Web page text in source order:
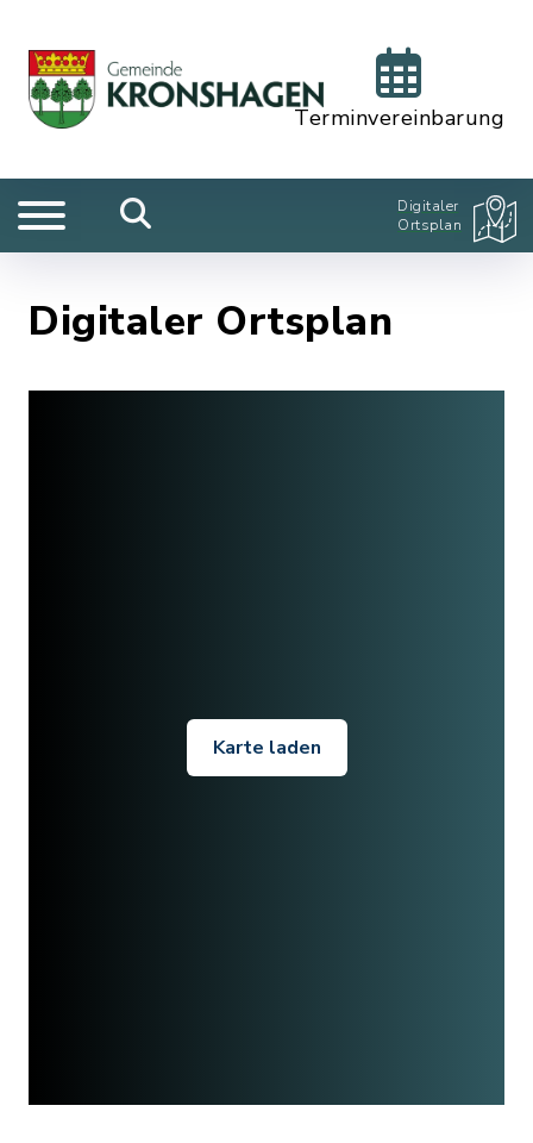
Terminvereinbarung
Digitaler
Ortsplan
Digitaler Ortsplan
Karte laden